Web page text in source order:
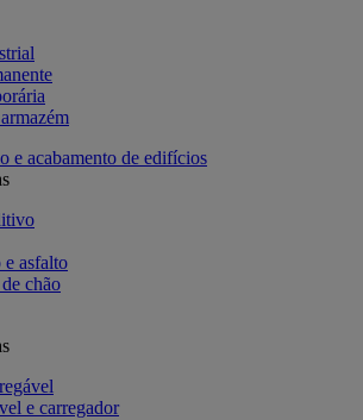
e acabamento de edifícios
e asfalto
chão
e carregador